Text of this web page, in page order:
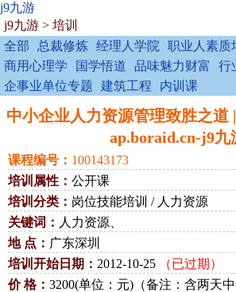
j9九游
j9九游 > 培训
全部
总裁修炼 经理人学院 职业人素质
商用心理学
国学悟道 品味魅力财富
行
企事业单位专题
建筑工程 内训课
中小企业人力资源管理致胜之道
ap.boraid.cn-j9九
课程编号： 100143173
培训属性： 公开课
培训分类： 岗位技能培训 / 人力资源
关键词： 人力资源、
地 点： 广东深圳
培训开始日期： 2012-10-25
（已过期）
价 格： 3200(单位：元)（备注：含两天